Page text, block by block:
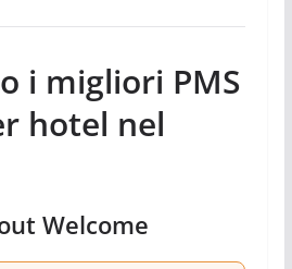
i migliori PMS
hotel nel
Welcome